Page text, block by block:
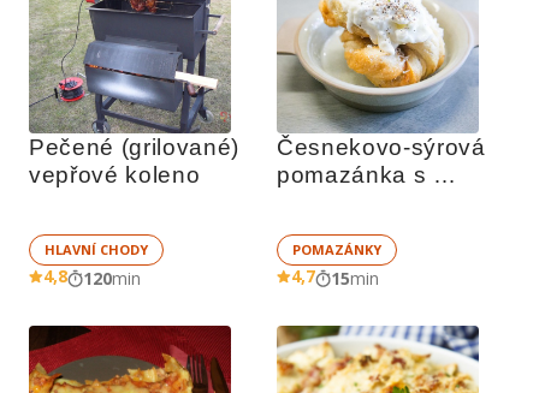
Pečené (grilované)
vepřové koleno
HLAVNÍ CHODY
4,8 120min
Česnekovo-sýrová
pomazánka s
POMAZÁNKY
4,7 15min